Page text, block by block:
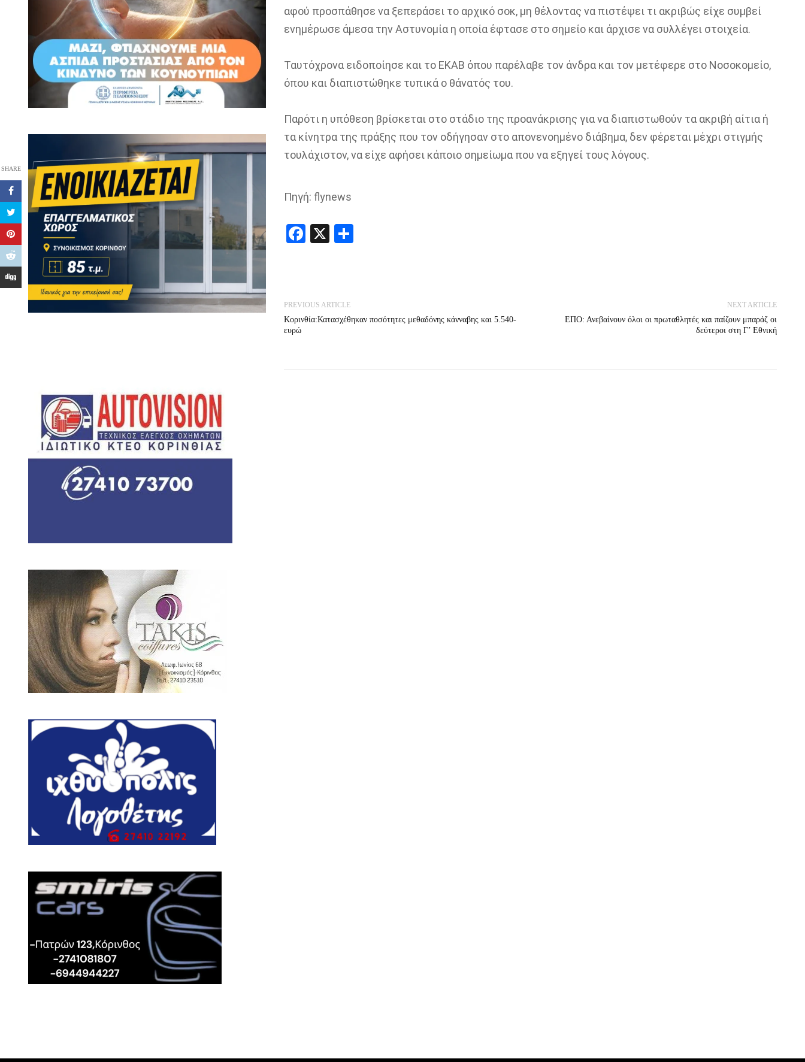
SHARE
αφού προσπάθησε να ξεπεράσει το αρχικό σοκ, μη θέλοντας να πιστέψει τι ακριβώς είχε συμβεί
ενημέρωσε άμεσα την Αστυνομία η οποία έφτασε στο σημείο και άρχισε να συλλέγει στοιχεία.
Ταυτόχρονα ειδοποίησε και το ΕΚΑΒ όπου παρέλαβε τον άνδρα και τον μετέφερε στο Νοσοκομείο,
όπου και διαπιστώθηκε τυπικά ο θάνατός του.
Παρότι η υπόθεση βρίσκεται στο στάδιο της προανάκρισης για να διαπιστωθούν τα ακριβή αίτια ή
τα κίνητρα της πράξης που τον οδήγησαν στο απονενοημένο διάβημα, δεν φέρεται μέχρι στιγμής
τουλάχιστον, να είχε αφήσει κάποιο σημείωμα που να εξηγεί τους λόγους.
Πηγή: flynews
Facebook
X Share
PREVIOUS ARTICLE
Κορινθία:Κατασχέθηκαν ποσότητες μεθαδόνης κάνναβης και 5.540-
ευρώ
NEXT ARTICLE
ΕΠΟ: Ανεβαίνουν όλοι οι πρωταθλητές και παίζουν μπαράζ οι
δεύτεροι στη Γ’ Εθνική